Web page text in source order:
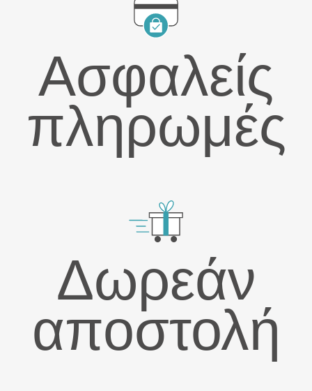
Ασφαλείς
πληρωμές
Δωρεάν
αποστολή